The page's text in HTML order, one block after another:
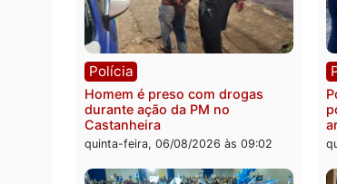
Polícia
Jovem é encontrado morto na
Rua dos Cravos e caso é
investigado pela polícia em RO